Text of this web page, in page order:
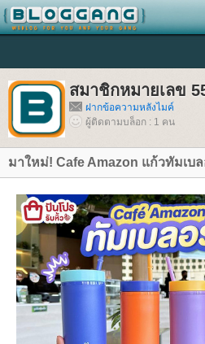
สมาชิกหมายเลข
ฝากข้อความหลังไมค์
ผู้ติดตามบล็อก : 1 คน
มาใหม่! Cafe Amazon แก้วทัมเบ